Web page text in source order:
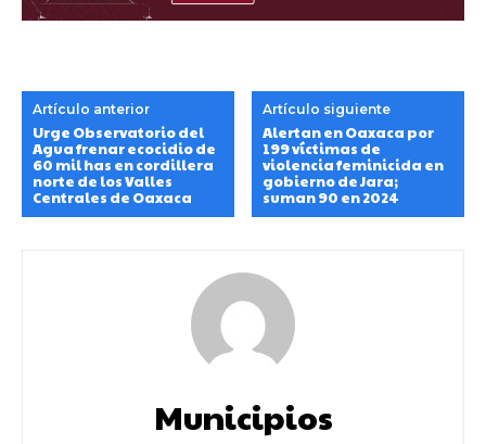
Artículo anterior
Urge Observatorio del
Agua frenar ecocidio de
60 mil has en cordillera
norte de los Valles
Centrales de Oaxaca
Artículo siguiente
Alertan en Oaxaca por
199 víctimas de
violencia feminicida en
gobierno de Jara;
suman 90 en 2024
Municipios